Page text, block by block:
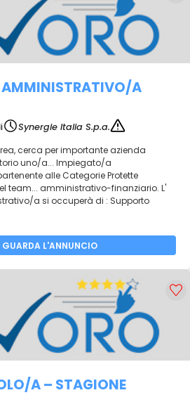
A
Synergie Italia S.p.a.
cerca per importante azienda
uno/a... Impiegato/a
alle Categorie Protette
team... amministrativo-finanziario. L'
a si occuperà di : Supporto
GUARDA L'ANNUNCIO
A – STAGIONE